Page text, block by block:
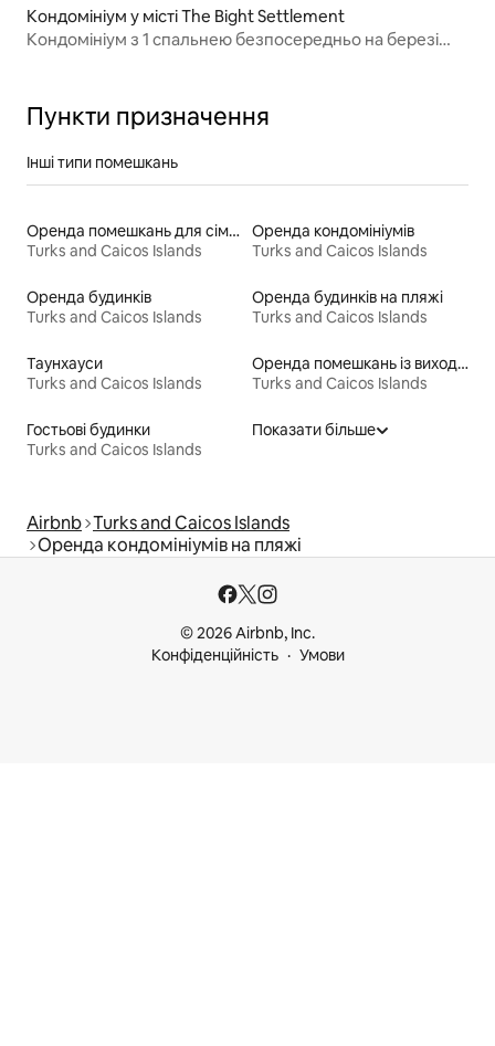
Кондомініум у місті The Bight Settlement
Кондомініум з 1 спальнею безпосередньо на березі
Пункти призначення
Інші типи помешкань
Оренда помешкань для сімей
Turks and Caicos Islands
Оренда кондомініумів
Turks and Caicos Islands
Оренда будинків
Turks and Caicos Islands
Оренда будинків на пляжі
Turks and Caicos Islands
Таунхауси
Turks and Caicos Islands
Оренда помешкань із виходом до пляжу
Turks and Caicos Islands
Гостьові будинки
Turks and Caicos Islands
Показати більше
Airbnb Turks and Caicos Islands
Оренда кондомініумів на пляжі
© 2026 Airbnb, Inc.
Конфіденційність
Умови